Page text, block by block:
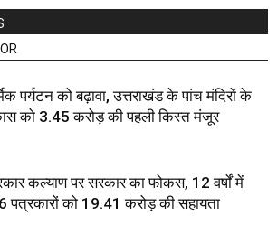
पर्यटन को बढ़ावा, उत्तराखंड के पांच मंदिरों के
को 3.45 करोड़ की पहली किस्त मंजूर
कल्याण पर सरकार का फोकस, 12 वर्षों में
पत्रकारों को 19.41 करोड़ की सहायता